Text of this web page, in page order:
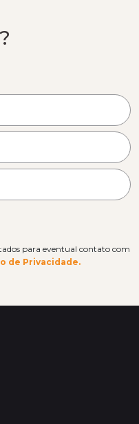
para eventual contato com
de Privacidade.